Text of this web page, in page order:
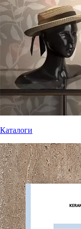
Каталоги